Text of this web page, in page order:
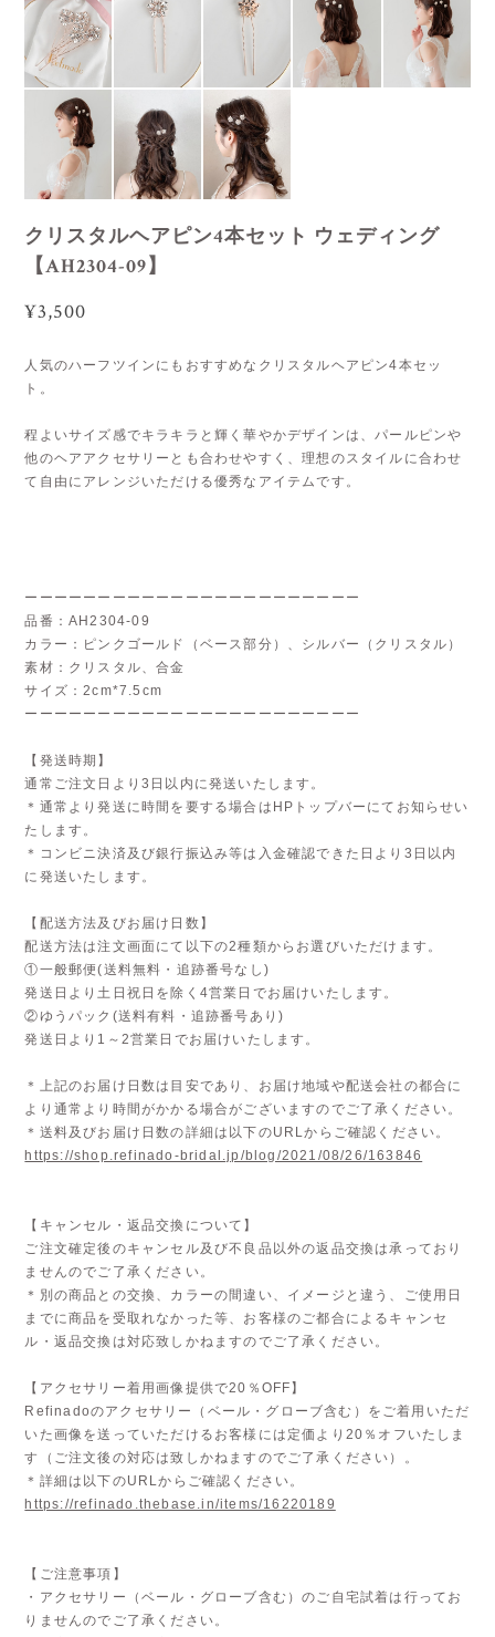
クリスタルヘアピン4本セット ウェディング
【AH2304-09】
¥3,500
人気のハーフツインにもおすすめなクリスタルヘアピン4本セッ
ト。
程よいサイズ感でキラキラと輝く華やかデザインは、パールピンや
他のヘアアクセサリーとも合わせやすく、理想のスタイルに合わせ
て自由にアレンジいただける優秀なアイテムです。
ーーーーーーーーーーーーーーーーーーーーーーー
品番：AH2304-09
カラー：ピンクゴールド（ベース部分）、シルバー（クリスタル）
素材：クリスタル、合金
サイズ：2cm*7.5cm
ーーーーーーーーーーーーーーーーーーーーーーー
【発送時期】
通常ご注文日より3日以内に発送いたします。
＊通常より発送に時間を要する場合はHPトップバーにてお知らせい
たします。
＊コンビニ決済及び銀行振込み等は入金確認できた日より3日以内
に発送いたします。
【配送方法及びお届け日数】
配送方法は注文画面にて以下の2種類からお選びいただけます。
①一般郵便(送料無料・追跡番号なし)
発送日より土日祝日を除く4営業日でお届けいたします。
②ゆうパック(送料有料・追跡番号あり)
発送日より1～2営業日でお届けいたします。
＊上記のお届け日数は目安であり、お届け地域や配送会社の都合に
より通常より時間がかかる場合がございますのでご了承ください。
＊送料及びお届け日数の詳細は以下のURLからご確認ください。
https://shop.refinado-bridal.jp/blog/2021/08/26/163846
【キャンセル・返品交換について】
ご注文確定後のキャンセル及び不良品以外の返品交換は承っており
ませんのでご了承ください。
＊別の商品との交換、カラーの間違い、イメージと違う、ご使用日
までに商品を受取れなかった等、お客様のご都合によるキャンセ
ル・返品交換は対応致しかねますのでご了承ください。
【アクセサリー着用画像提供で20％OFF】
Refinadoのアクセサリー（ベール・グローブ含む）をご着用いただ
いた画像を送っていただけるお客様には定価より20％オフいたしま
す（ご注文後の対応は致しかねますのでご了承ください）。
＊詳細は以下のURLからご確認ください。
https://refinado.thebase.in/items/16220189
【ご注意事項】
・アクセサリー（ベール・グローブ含む）のご自宅試着は行ってお
りませんのでご了承ください。